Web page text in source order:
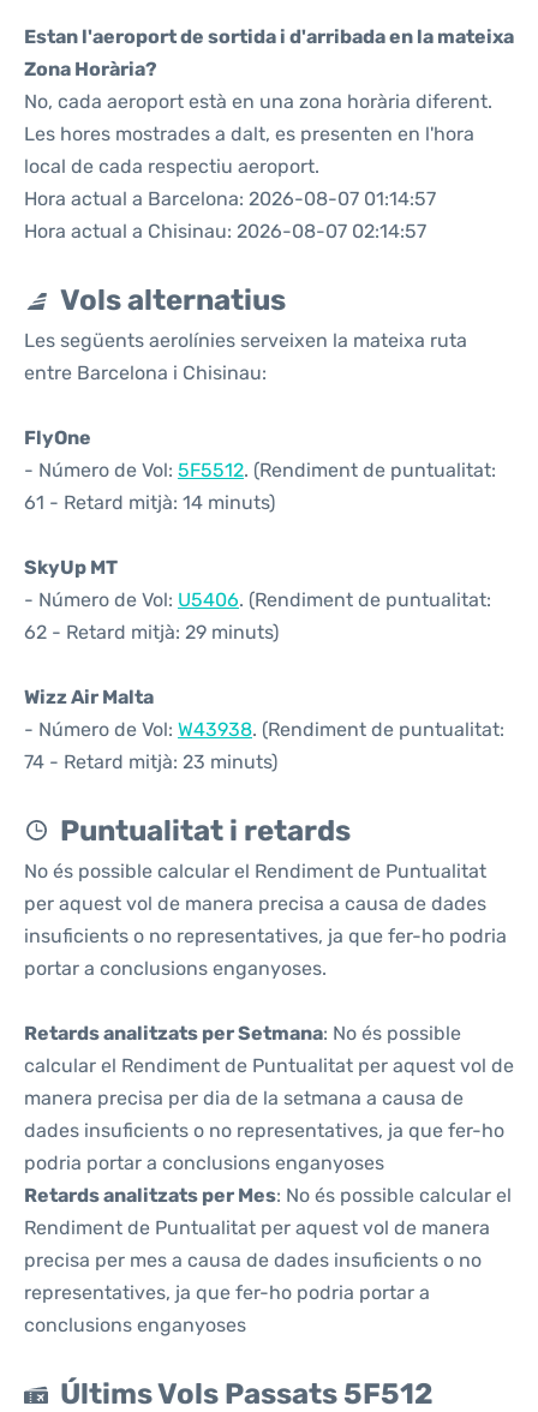
Estan l'aeroport de sortida i d'arribada en la mateixa
Zona Horària?
No, cada aeroport està en una zona horària diferent.
Les hores mostrades a dalt, es presenten en l'hora
local de cada respectiu aeroport.
Hora actual a Barcelona: 2026-08-07 01:14:57
Hora actual a Chisinau: 2026-08-07 02:14:57
Vols alternatius
Les següents aerolínies serveixen la mateixa ruta
entre Barcelona i Chisinau:
FlyOne
- Número de Vol: 5F5512. (Rendiment de puntualitat:
61 - Retard mitjà: 14 minuts)
SkyUp MT
- Número de Vol: U5406. (Rendiment de puntualitat:
62 - Retard mitjà: 29 minuts)
Wizz Air Malta
- Número de Vol: W43938. (Rendiment de puntualitat:
74 - Retard mitjà: 23 minuts)
Puntualitat i retards
No és possible calcular el Rendiment de Puntualitat
per aquest vol de manera precisa a causa de dades
insuficients o no representatives, ja que fer-ho podria
portar a conclusions enganyoses.
Retards analitzats per Setmana: No és possible
calcular el Rendiment de Puntualitat per aquest vol de
manera precisa per dia de la setmana a causa de
dades insuficients o no representatives, ja que fer-ho
podria portar a conclusions enganyoses
Retards analitzats per Mes: No és possible calcular el
Rendiment de Puntualitat per aquest vol de manera
precisa per mes a causa de dades insuficients o no
representatives, ja que fer-ho podria portar a
conclusions enganyoses
Últims Vols Passats 5F512